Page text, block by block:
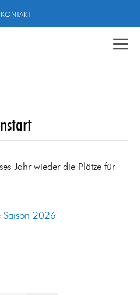
KONTAKT
Jahr wieder die Plätze für
Saison 2026